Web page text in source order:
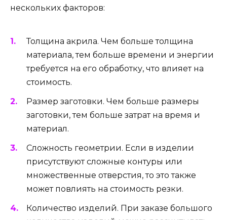
нескольких факторов:
Толщина акрила. Чем больше толщина
материала, тем больше времени и энергии
требуется на его обработку, что влияет на
стоимость.
Размер заготовки. Чем больше размеры
заготовки, тем больше затрат на время и
материал.
Сложность геометрии. Если в изделии
присутствуют сложные контуры или
множественные отверстия, то это также
может повлиять на стоимость резки.
Количество изделий. При заказе большого